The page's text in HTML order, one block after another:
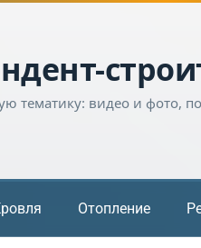
тематику: видео и фото,
Отопление